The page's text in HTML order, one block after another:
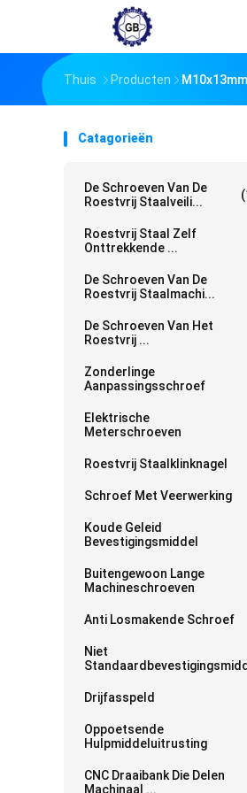
Thuis Producten
Catagorieën
De Schroeven Van De
Roestvrij Staalveili...
Roestvrij Staal Zelf
Onttrekkende ...
De Schroeven Van De
Roestvrij Staalmachi...
De Schroeven Van Het
Roestvrij ...
Zonderlinge
Aanpassingsschroef
Elektrische
Meterschroeven
Roestvrij Staalklinknagel
Schroef Met Veerwerking
Koude Geleid
Bevestigingsmiddel
Buitengewoon Lange
Machineschroeven
Anti Losmakende Schroef
Niet
Drijfasspeld
Oppoetsende
Hulpmiddeluitrusting
CNC Draaibank Die Delen
Machinaal ...